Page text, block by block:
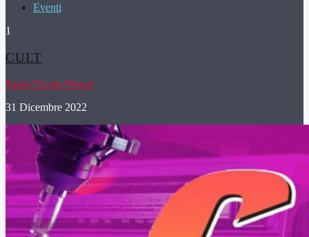
Eventi
1
CULT
Paolo Nicola Monzi
31 Dicembre 2022